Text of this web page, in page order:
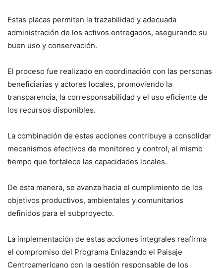
Estas placas permiten la trazabilidad y adecuada
administración de los activos entregados, asegurando su
buen uso y conservación.
El proceso fue realizado en coordinación con las personas
beneficiarias y actores locales, promoviendo la
transparencia, la corresponsabilidad y el uso eficiente de
los recursos disponibles.
La combinación de estas acciones contribuye a consolidar
mecanismos efectivos de monitoreo y control, al mismo
tiempo que fortalece las capacidades locales.
De esta manera, se avanza hacia el cumplimiento de los
objetivos productivos, ambientales y comunitarios
definidos para el subproyecto.
La implementación de estas acciones integrales reafirma
el compromiso del Programa Enlazando el Paisaje
Centroamericano con la gestión responsable de los